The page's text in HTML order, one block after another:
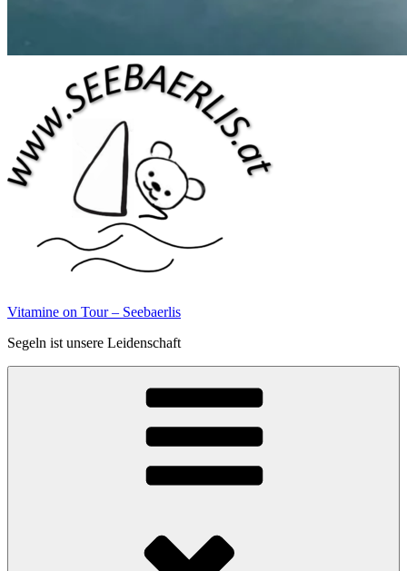
Vitamine on Tour – Seebaerlis
Segeln ist unsere Leidenschaft